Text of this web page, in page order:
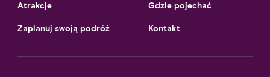
Atrakcje
Zaplanuj swoją podróż
Gdzie pojechać
Kontakt